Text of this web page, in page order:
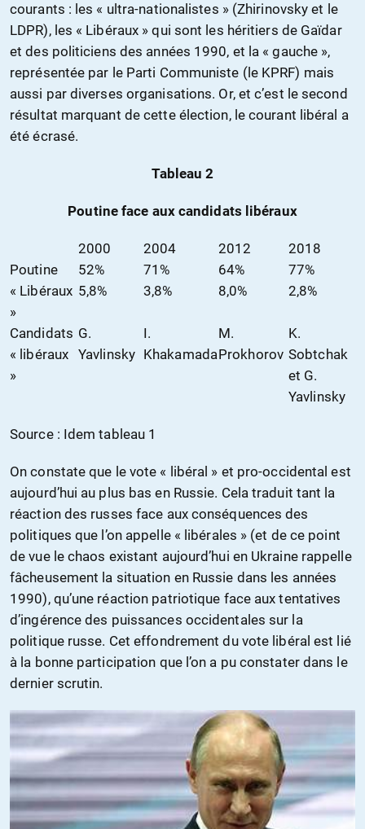
courants : les « ultra-nationalistes » (Zhirinovsky et le
LDPR), les « Libéraux » qui sont les héritiers de Gaïdar
et des politiciens des années 1990, et la « gauche »,
représentée par le Parti Communiste (le KPRF) mais
aussi par diverses organisations. Or, et c’est le second
résultat marquant de cette élection, le courant libéral a
été écrasé.
Tableau 2
Poutine face aux candidats libéraux
2000 2004 2012
2018
Poutine
52% 71% 64%
77%
« Libéraux
»
5,8% 3,8% 8,0% 2,8%
Candidats
« libéraux
»
G.
Yavlinsky
I.
Khakamada
M.
Prokhorov
K.
Sobtchak
et G.
Yavlinsky
Source : Idem tableau 1
On constate que le vote « libéral » et pro-occidental est
aujourd’hui au plus bas en Russie. Cela traduit tant la
réaction des russes face aux conséquences des
politiques que l’on appelle « libérales » (et de ce point
de vue le chaos existant aujourd’hui en Ukraine rappelle
fâcheusement la situation en Russie dans les années
1990), qu’une réaction patriotique face aux tentatives
d’ingérence des puissances occidentales sur la
politique russe. Cet effondrement du vote libéral est lié
à la bonne participation que l’on a pu constater dans le
dernier scrutin.